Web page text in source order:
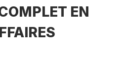
EN